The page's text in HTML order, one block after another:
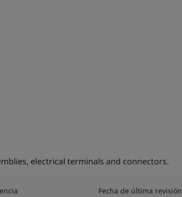
electrical terminals and connectors.
Fecha de última revisión